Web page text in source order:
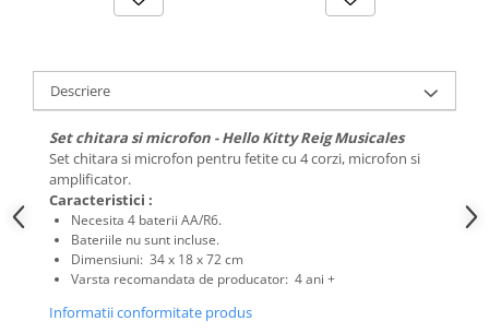
Descriere
Set chitara si microfon - Hello Kitty Reig Musicales
Set chitara si microfon pentru fetite cu 4 corzi, microfon si
amplificator.
Caracteristici :
Necesita 4 baterii AA/R6.
Bateriile nu sunt incluse.
Dimensiuni: 34 x 18 x 72 cm
Varsta recomandata de producator: 4 ani +
Informatii conformitate produs